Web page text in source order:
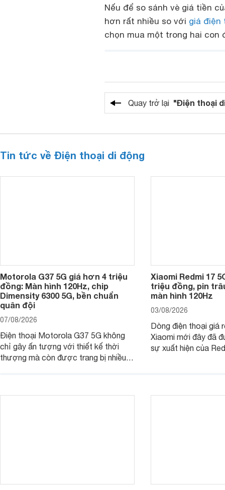
Nếu để so sánh vè giá tiền
hơn rất nhiều so với giá điện
chọn mua một trong hai con
Quay trở lại "Điện thoại
Tin tức về Điện thoại di động
Motorola G37 5G giá hơn 4 triệu
đồng: Màn hình 120Hz, chip
Dimensity 6300 5G, bền chuẩn
quân đội
07/08/2026
Điện thoại Motorola G37 5G không
chỉ gây ấn tượng với thiết kế thời
thượng mà còn được trang bị nhiều
Xiaomi Redmi 17
triệu đồng, pin
màn hình 120Hz
03/08/2026
Dòng điện thoại giá
Xiaomi mới đây đã
sự xuất hiện của